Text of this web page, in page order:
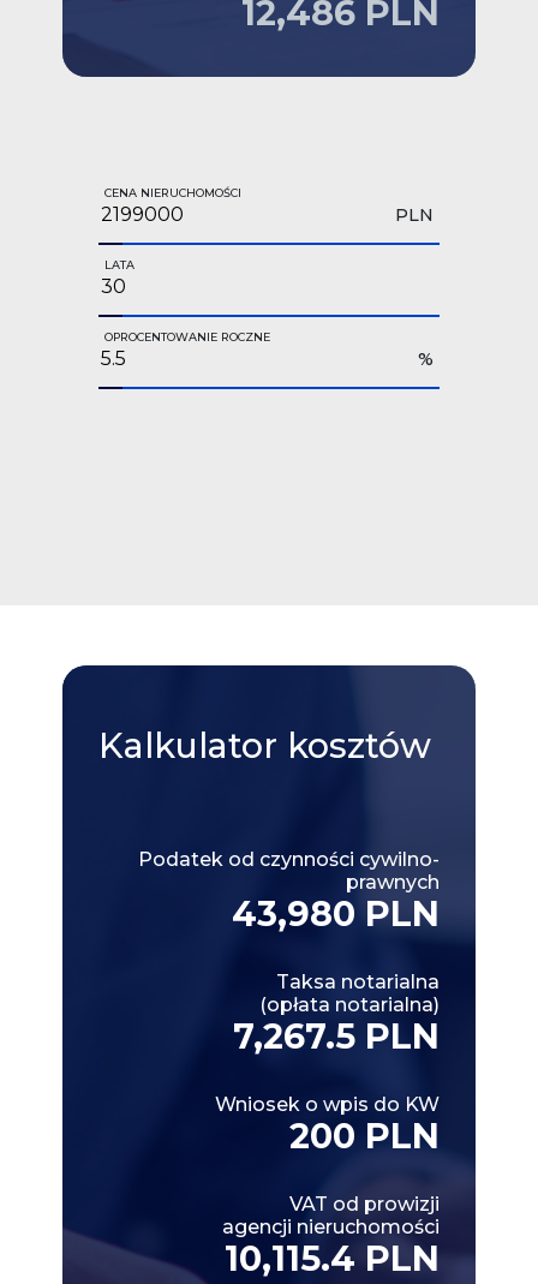
12,486 PLN
CENA NIERUCHOMOŚCI
PLN
LATA
OPROCENTOWANIE ROCZNE
%
Kalkulator kosztów
Podatek od czynności cywilno-
prawnych
43,980 PLN
Taksa notarialna
(opłata notarialna)
7,267.5 PLN
Wniosek o wpis do KW
200 PLN
VAT od prowizji
agencji nieruchomości
10,115.4 PLN